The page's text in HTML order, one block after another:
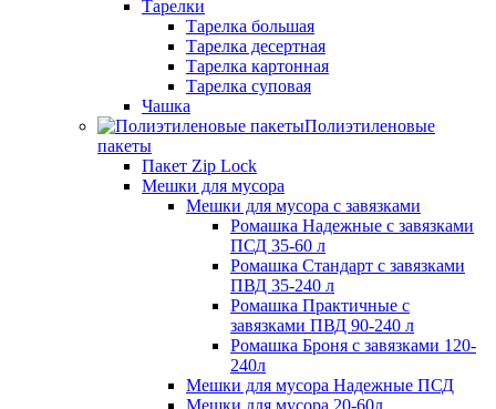
Тарелки
Тарелка большая
Тарелка десертная
Тарелка картонная
Тарелка суповая
Чашка
Полиэтиленовые
пакеты
Пакет Zip Lock
Мешки для мусора
Мешки для мусора с завязками
Ромашка Надежные с завязками
ПСД 35-60 л
Ромашка Стандарт с завязками
ПВД 35-240 л
Ромашка Практичные с
завязками ПВД 90-240 л
Ромашка Броня с завязками 120-
240л
Мешки для мусора Надежные ПСД